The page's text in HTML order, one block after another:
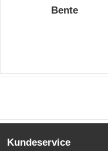
Bente
Kundeservice